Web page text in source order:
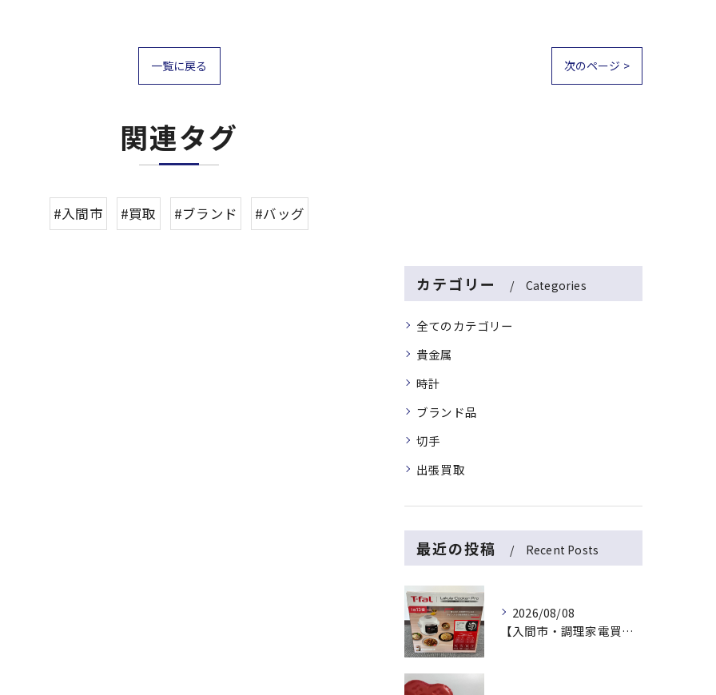
一覧に戻る 次のページ >
関連タグ
#入間市 #買取 #ブランド #バッグ
カテゴリー Categories
全てのカテゴリー
貴金属
時計
ブランド品
切手
出張買取
最近の投稿 Recent Posts
2026/08/08
【入間市・調理家電買取】新品未開封は最高値！ティファール「ラクラ・クッカー プロ」を出張買取でお買取！